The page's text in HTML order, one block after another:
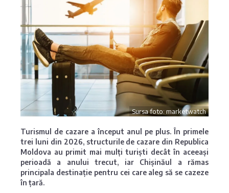
ProCredit Bank
Victoriabank
Sursa foto: marketwatch
Turismul de cazare a început anul pe plus. În primele
trei luni din 2026, structurile de cazare din Republica
Moldova au primit mai mulți turiști decât în aceeași
perioadă a anului trecut, iar Chișinăul a rămas
principala destinație pentru cei care aleg să se cazeze
în țară.